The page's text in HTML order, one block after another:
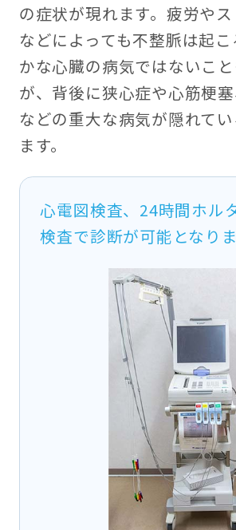
の症状が現れます。疲労や
などによっても不整脈は起
かな心臓の病気ではないこ
が、背後に狭心症や心筋梗
などの重大な病気が隠れて
ます。
心電図検査、24時間ホル
検査で診断が可能となりま